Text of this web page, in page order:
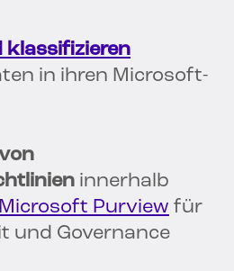
klassifizieren
in ihren Microsoft-
innerhalb
Purview für
und Governance